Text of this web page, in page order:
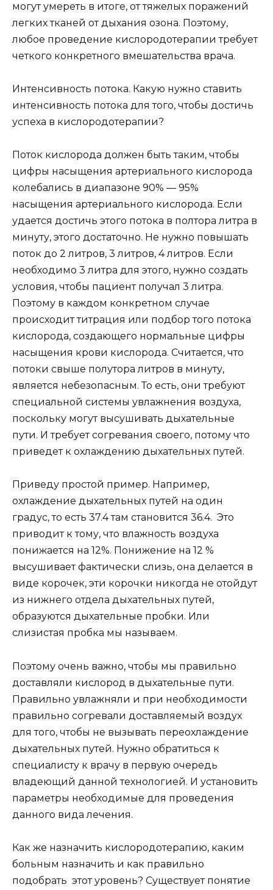
могут умереть в итоге, от тяжелых поражений
легких тканей от дыхания озона. Поэтому,
любое проведение кислородотерапии требует
четкого конкретного вмешательства врача.
Интенсивность потока. Какую нужно ставить
интенсивность потока для того, чтобы достичь
успеха в кислородотерапии?
Поток кислорода должен быть таким, чтобы
цифры насыщения артериального кислорода
колебались в диапазоне 90% — 95%
насыщения артериального кислорода. Если
удается достичь этого потока в полтора литра в
минуту, этого достаточно. Не нужно повышать
поток до 2 литров, 3 литров, 4 литров. Если
необходимо 3 литра для этого, нужно создать
условия, чтобы пациент получал 3 литра.
Поэтому в каждом конкретном случае
происходит титрация или подбор того потока
кислорода, создающего нормальные цифры
насыщения крови кислорода. Считается, что
потоки свыше полутора литров в минуту,
является небезопасным. То есть, они требуют
специальной системы увлажнения воздуха,
поскольку могут высушивать дыхательные
пути. И требует согревания своего, потому что
приведет к охлаждению дыхательных путей.
Приведу простой пример. Например,
охлаждение дыхательных путей на один
градус, то есть 37.4 там становится 36.4. Это
приводит к тому, что влажность воздуха
понижается на 12%. Понижение на 12 %
высушивает фактически слизь, она делается в
виде корочек, эти корочки никогда не отойдут
из нижнего отдела дыхательных путей,
образуются дыхательные пробки. Или
слизистая пробка мы называем.
Поэтому очень важно, чтобы мы правильно
доставляли кислород в дыхательные пути.
Правильно увлажняли и при необходимости
правильно согревали доставляемый воздух
для того, чтобы не вызывать переохлаждение
дыхательных путей. Нужно обратиться к
специалисту к врачу в первую очередь
владеющий данной технологией. И установить
параметры необходимые для проведения
данного вида лечения.
Как же назначить кислородотерапию, каким
больным назначить и как правильно
подобрать этот уровень? Существует понятие